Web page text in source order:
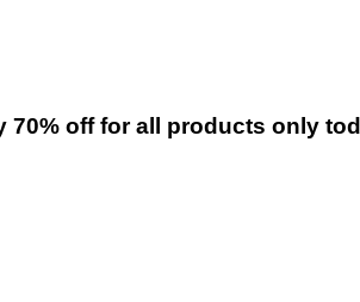
off for all products only